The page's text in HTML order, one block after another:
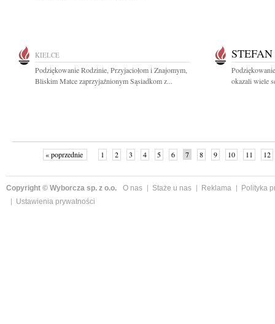
KIELCE
Podziękowanie Rodzinie, Przyjaciołom i Znajomym,
Bliskim Matce zaprzyjaźnionym Sąsiadkom z...
okazali wiele
« poprzednie 1 2 3 4 5 6 7 8 9 10 11 12
Copyright © Wyborcza sp. z o.o. O nas Staże u nas Reklama
Polityka
Ustawienia prywatności